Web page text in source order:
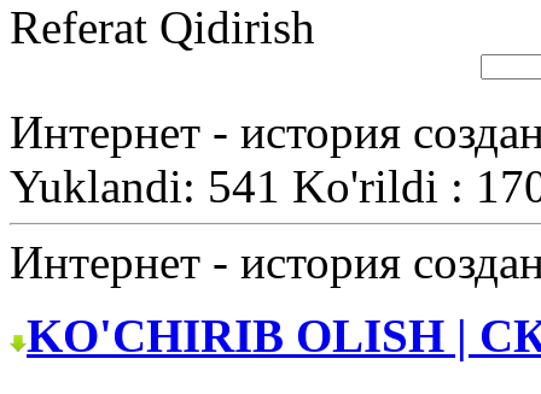
Referat Qidirish
Интернет - история
Yuklandi: 541 Ko'rildi :
Интернет - история
KO'CHIRIB OLISH |